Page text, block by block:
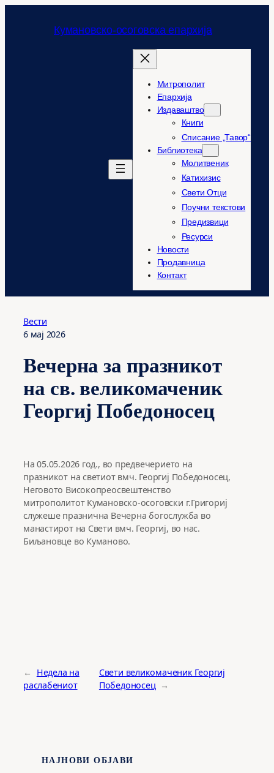
содржината
Кумановско-осоговска епархија
Митрополит
Епархија
Издаваштво
Книги
Списание „Тавор“
Библиотека
Молитвеник
Катихизис
Свети Отци
Поучни текстови
Предизвици
Ресурси
Новости
Продавница
Контакт
Вести
6 мај 2026
Вечерна за празникот
на св. великомаченик
Георгиј Победоносец
На 05.05.2026 год., во предвечерието на
празникот на светиот вмч. Георгиј Победоносец,
Неговото Високопреосвештенство
митрополитот Кумановско-осоговски г.Григориј
служеше празнична Вечерна богослужба во
манастирот на Свети вмч. Георгиј, во нас.
Биљановце во Куманово.
←
Недела на
раслабениот
Свети великомаченик Георгиј
Победоносец →
НАЈНОВИ ОБЈАВИ